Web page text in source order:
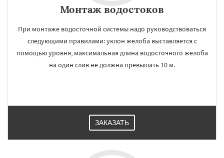
Монино Нахабино
Правдинский Решетниково Родники
Свердловск Северный Софрино
Фосфоритный
Фряново
Хорлово
Черусти Шаховская
Монтаж водостоков
При монтаже водосточной системы надо руководствоваться
следующими правилами: уклон желоба выставляется с
помощью уровня, максимальная длина водосточного желоба
на один слив не должна превышать 10 м.
ЗАКАЗАТЬ
Даю согласие на обработку персональных данных